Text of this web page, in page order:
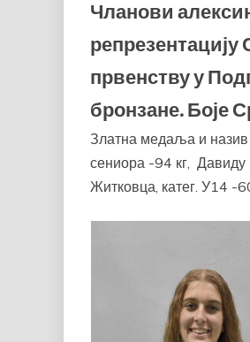
Чланови
репрезентацију
првенству у
бронзане. Боје
Златна медаља и назив
сениора -94 кг, Давиду
Житковца, катег. У14 -